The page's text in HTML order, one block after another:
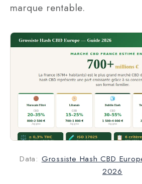
marque rentable.
Data: Grossiste Hash CBD
2026